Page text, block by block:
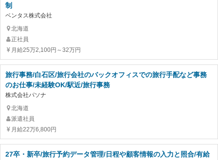
制
ベンタス株式会社
北海道
正社員
月給25万2,100円～32万円
旅行事務/白石区/旅行会社のバックオフィスでの旅行手配など事務
のお仕事/未経験OK/駅近/旅行事務
株式会社パソナ
北海道
派遣社員
月給22万6,800円
27卒・新卒/旅行予約データ管理/日程や顧客情報の入力と照合/有給